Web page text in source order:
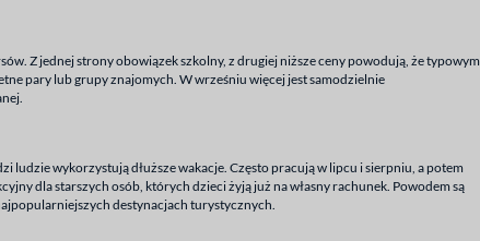
Z jednej strony obowiązek szkolny, z drugiej niższe ceny powodują, że typowym
pary lub grupy znajomych. W wrześniu więcej jest samodzielnie
ludzie wykorzystują dłuższe wakacje. Często pracują w lipcu i sierpniu, a potem
dla starszych osób, których dzieci żyją już na własny rachunek. Powodem są
destynacjach turystycznych.